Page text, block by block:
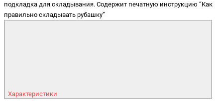
подкладка для складывания. Содержит печатную инструкцию “Как
правильно складывать рубашку”
Характеристики